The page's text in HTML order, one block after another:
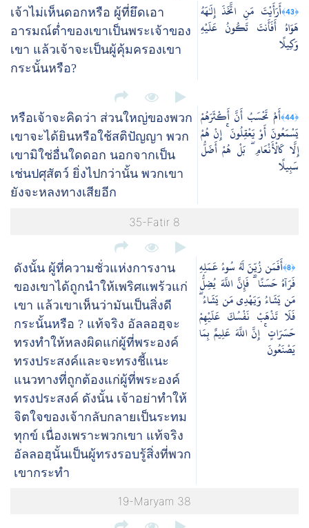
เจ้าไม่เห็นดอกหรือ ผู้ที่ยึดเอา
อารมณ์ต่ำของเขาเป็นพระเจ้าของ
เขา แล้วเจ้าจะเป็นผู้คุ้มครองเขา
กระนั้นหรือ?
﴿43﴾
أَرَأَيْتَ مَنِ اتَّخَذَ إِلَٰهَهُ
هَوَاهُ أَفَأَنتَ تَكُونُ عَلَيْهِ
وَكِيلًا
หรือเจ้าจะคิดว่า ส่วนใหญ่ของพวก
เขาจะได้ยินหรือใช้สติปัญญา พวก
เขามิใช่อื่นใดดอก นอกจากเป็น
เช่นปศุสัตว์ ยิ่งไปกว่านั้น พวกเขา
ยังจะหลงทางเสียอีก
﴿44﴾
أَمْ تَحْسَبُ أَنَّ أَكْثَرَهُمْ
يَسْمَعُونَ أَوْ يَعْقِلُونَ ۚ إِنْ هُمْ
إِلَّا كَالْأَنْعَامِ ۖ بَلْ هُمْ أَضَلُّ
سَبِيلًا
35-Fatir 8
ดังนั้น ผู้ที่ความชั่วแห่งการงาน
ของเขาได้ถูกนำให้เพริศแพร้วแก่
เขา แล้วเขาเห็นว่ามันเป็นสิ่งดี
กระนั้นหรือ ? แท้จริง อัลลอฮฺจะ
ทรงทำให้หลงผิดแก่ผู้ที่พระองค์
ทรงประสงค์และจะทรงชี้แนะ
แนวทางที่ถูกต้องแก่ผู้ที่พระองค์
ทรงประสงค์ ดังนั้น เจ้าอย่าทำให้
จิตใจของเจ้ากลับกลายเป็นระทม
ทุกข์ เนื่องเพราะพวกเขา แท้จริง
อัลลอฮฺนั้นเป็นผู้ทรงรอบรู้สิ่งที่พวก
เขากระทำ
﴿8﴾ أَفَمَن زُيِّنَ لَهُ سُوءُ عَمَلِهِ
فَرَآهُ حَسَنًا ۖ فَإِنَّ اللَّهَ يُضِلُّ
مَن يَشَاءُ وَيَهْدِي مَن يَشَاءُ ۖ
فَلَا تَذْهَبْ نَفْسُكَ عَلَيْهِمْ
حَسَرَاتٍ ۚ إِنَّ اللَّهَ عَلِيمٌ بِمَا
يَصْنَعُونَ
19-Maryam 38